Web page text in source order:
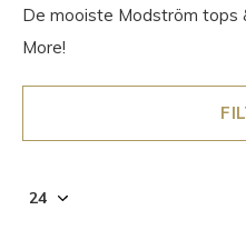
De mooiste Modström tops
More!